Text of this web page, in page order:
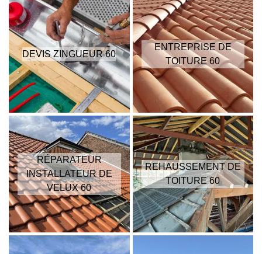
DEVIS ZINGUEUR 60
ENTREPRISE DE
TOITURE 60
RÉPARATEUR
INSTALLATEUR DE
VELUX 60
REHAUSSEMENT DE
TOITURE 60